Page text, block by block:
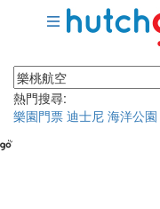
熱門搜尋:
樂園門票 迪士尼 海洋公園